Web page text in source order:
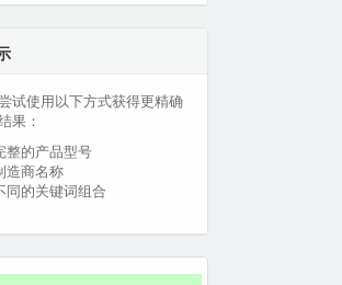
试使用以下方式获得更精确
果：
整的产品型号
造商名称
同的关键词组合